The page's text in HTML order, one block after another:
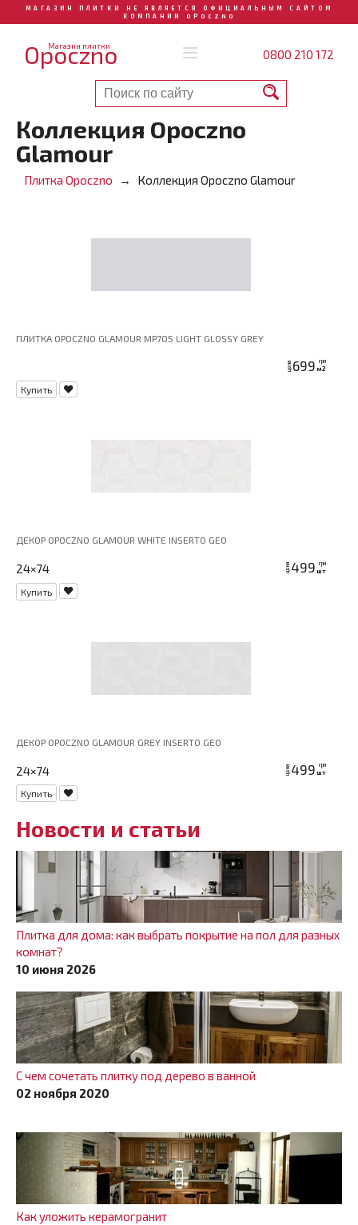
МАГАЗИН ПЛИТКИ НЕ ЯВЛЯЕТСЯ ОФИЦИАЛЬНЫМ САЙТОМ
КОМПАНИИ OPOCZNO
Магазин плитки
Opoczno 0800 210 172
Коллекция Opoczno
Glamour
Плитка Opoczno Коллекция Opoczno Glamour
ПЛИТКА OPOCZNO GLAMOUR MP705 LIGHT GLOSSY GREY
цена 699 грн
м2
Купить
ДЕКОР OPOCZNO GLAMOUR WHITE INSERTO GEO
24×74 цена499 грн
шт
Купить
ДЕКОР OPOCZNO GLAMOUR GREY INSERTO GEO
24×74 цена 499 грн
шт
Купить
Новости и статьи
Плитка для дома: как выбрать покрытие на пол для разных
комнат?
10 июня 2026
С чем сочетать плитку под дерево в ванной
02 ноября 2020
Как уложить керамогранит